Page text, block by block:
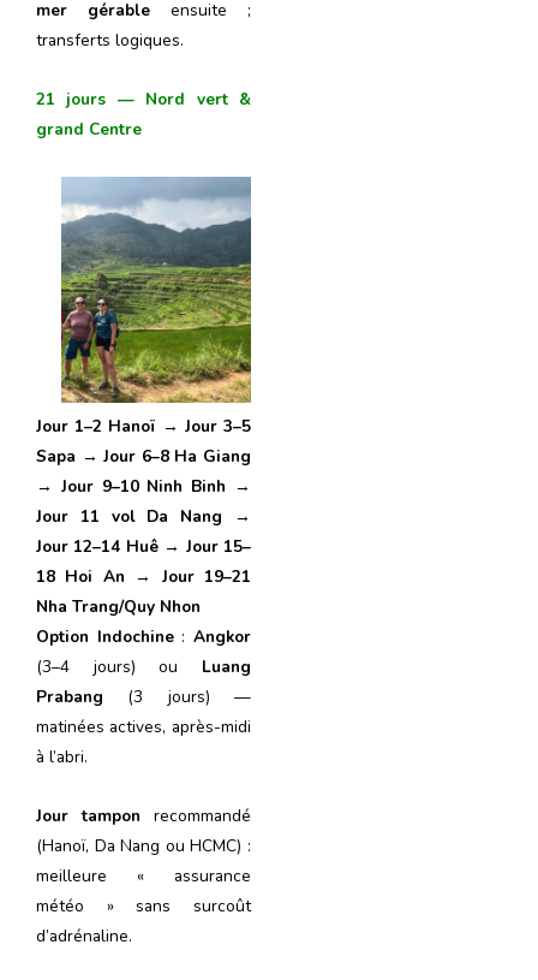
mer gérableensuite ;
transferts logiques.
21 jours — Nord vert &
grand Centre
Jour 1–2 Hanoï → Jour 3–5
Sapa →Jour 6–8 Ha Giang
→ Jour 9–10 Ninh Binh →
Jour 11 vol Da Nang →
Jour 12–14 Huê→ Jour 15–
18 Hoi An → Jour 19–21
Nha Trang/Quy Nhon
Option Indochine: Angkor
(3–4 jours) ou Luang
Prabang (3 jours) —
matinées actives, après-midi
à l’abri.
Jour tampon recommandé
(Hanoï, Da Nang ou HCMC) :
meilleure « assurance
météo » sans surcoût
d’adrénaline.